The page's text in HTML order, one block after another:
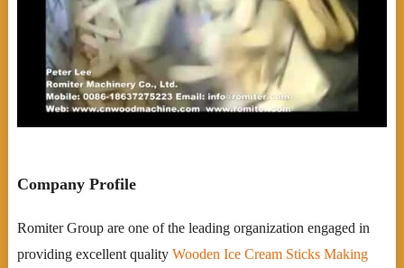
Company Profile
Romiter Group are one of the leading organization engaged in
providing excellent quality Wooden Ice Cream Sticks Making